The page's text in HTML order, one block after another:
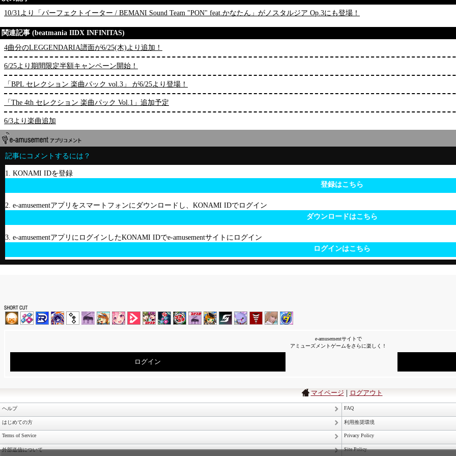
10/31より「パーフェクトイーター / BEMANI Sound Team "PON" feat.かなたん」がノスタルジア Op.3にも登場！
関連記事 (beatmania IIDX INFINITAS)
4曲分のLEGGENDARIA譜面が6/25(木)より追加！
6/25より期間限定半額キャンペーン開始！
「BPL セレクション 楽曲パック vol.3」 が6/25より登場！
「The 4th セレクション 楽曲パック Vol.1」追加予定
6/3より楽曲追加
記事にコメントするには？
1. KONAMI IDを登録
登録はこちら
2. e-amusementアプリをスマートフォンにダウンロードし、KONAMI IDでログイン
ダウンロードはこちら
3. e-amusementアプリにログインしたKONAMI IDでe-amusementサイトにログイン
ログインはこちら
e-amusementサイトで
アミューズメントゲームをさらに楽しく！
ログイン
マイページ | ログアウト
ヘルプ FAQ
はじめての方 利用推奨環境
Terms of Service Privacy Policy
外部送信について Site Policy